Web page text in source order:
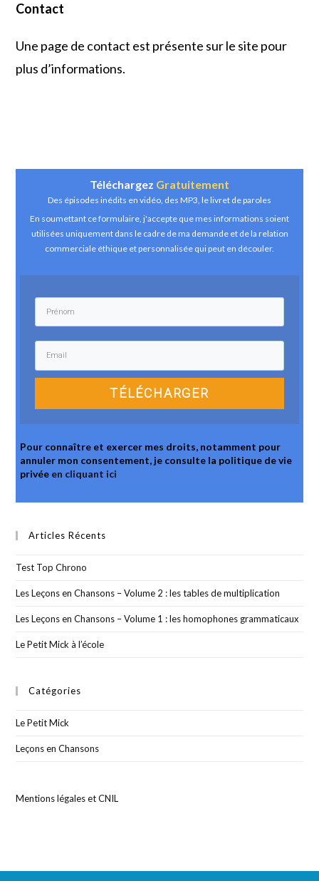
Contact
Une page de contact est présente sur le site pour
plus d’informations.
Téléchargez Gratuitement
Des épisodes inédits en vidéo, des MP3, le livret de paroles
En soumettant ce formulaire, j'accepte que mes informations soient
utilisées uniquement dans le cadre de ma demande et de la relation
commerciale éthique et personnalisée qui peut en découler.
TÉLÉCHARGER
Pour connaître et exercer mes droits, notamment pour
annuler mon consentement, je consulte la politique de vie
privée en cliquant ici
Articles Récents
Test Top Chrono
Les Leçons en Chansons – Volume 2 : les tables de multiplication
Les Leçons en Chansons – Volume 1 : les homophones grammaticaux
Le Petit Mick à l’école
Catégories
Le Petit Mick
Leçons en Chansons
Mentions légales et CNIL